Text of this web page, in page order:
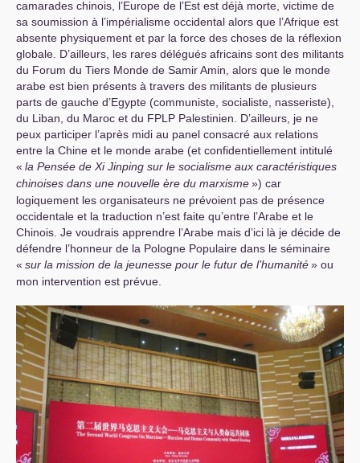
camarades chinois, l’Europe de l’Est est déjà morte, victime de
sa soumission à l’impérialisme occidental alors que l’Afrique est
absente physiquement et par la force des choses de la réflexion
globale. D’ailleurs, les rares délégués africains sont des militants
du Forum du Tiers Monde de Samir Amin, alors que le monde
arabe est bien présents à travers des militants de plusieurs
parts de gauche d’Egypte (communiste, socialiste, nasseriste),
du Liban, du Maroc et du FPLP Palestinien. D’ailleurs, je ne
peux participer l’après midi au panel consacré aux relations
entre la Chine et le monde arabe (et confidentiellement intitulé
« la Pensée de Xi Jinping sur le socialisme aux caractéristiques
chinoises dans une nouvelle ère du marxisme») car
logiquement les organisateurs ne prévoient pas de présence
occidentale et la traduction n’est faite qu’entre l’Arabe et le
Chinois. Je voudrais apprendre l’Arabe mais d’ici là je décide de
défendre l’honneur de la Pologne Populaire dans le séminaire
« sur la mission de la jeunesse pour le futur de l’humanité» ou
mon intervention est prévue.